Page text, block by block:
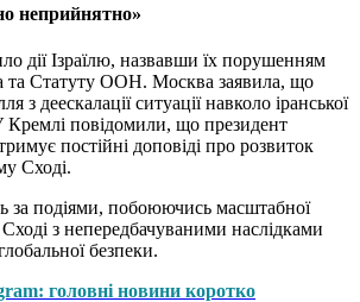
неприйнятно»
дії Ізраїлю, назвавши їх порушенням
та Статуту ООН. Москва заявила, що
з деескалації ситуації навколо іранської
Кремлі повідомили, що президент
постійні доповіді про розвиток
Сході.
за подіями, побоюючись масштабної
з непередбачуваними наслідками
безпеки.
головні новини коротко